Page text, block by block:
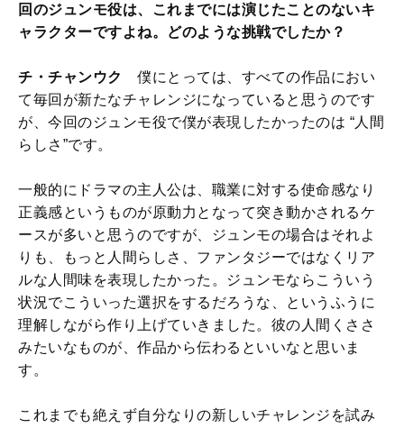
回のジュンモ役は、これまでには演じたことのないキ
ャラクターですよね。どのような挑戦でしたか？
チ・チャンウク
僕にとっては、すべての作品におい
て毎回が新たなチャレンジになっていると思うのです
が、今回のジュンモ役で僕が表現したかったのは “人間
らしさ”です。
一般的にドラマの主人公は、職業に対する使命感なり
正義感というものが原動力となって突き動かされるケ
ースが多いと思うのですが、ジュンモの場合はそれよ
りも、もっと人間らしさ、ファンタジーではなくリア
ルな人間味を表現したかった。ジュンモならこういう
状況でこういった選択をするだろうな、というふうに
理解しながら作り上げていきました。彼の人間くささ
みたいなものが、作品から伝わるといいなと思いま
す。
これまでも絶えず自分なりの新しいチャレンジを試み